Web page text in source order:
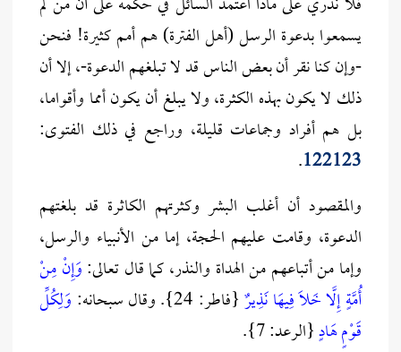
يسمعوا بدعوة الرسل (أهل الفترة) هم أمم كثيرة! فنحن
-وإن كنا نقر أن بعض الناس قد لا تبلغهم الدعوة-، إلا أن
ذلك لا يكون بهذه الكثرة، ولا يبلغ أن يكون أمما وأقواما،
بل هم أفراد وجماعات قليلة، وراجع في ذلك الفتوى:
122123
.
والمقصود أن أغلب البشر وكثرتهم الكاثرة قد بلغتهم
الدعوة، وقامت عليهم الحجة، إما من الأنبياء والرسل،
وإما من أتباعهم من الهداة والنذر، كما قال تعالى:وَإِنْ مِنْ
أُمَّةٍ إِلَّا خَلَا فِيهَا نَذِيرٌ{فاطر: 24}. وقال سبحانه:
وَلِكُلِّ
قَوْمٍ هَادٍ{الرعد: 7}.